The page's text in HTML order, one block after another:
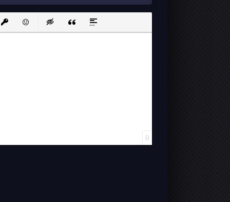
protected link
EmoticonsInsert hidden text
Insert QuoteInsert spoiler
0